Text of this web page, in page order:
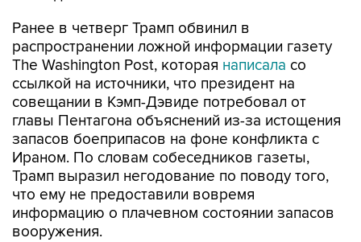
Ранее в четверг Трамп обвинил в
распространении ложной информации газету
The Washington Post, которая написала со
ссылкой на источники, что президент на
совещании в Кэмп-Дэвиде потребовал от
главы Пентагона объяснений из-за истощения
запасов боеприпасов на фоне конфликта с
Ираном. По словам собеседников газеты,
Трамп выразил негодование по поводу того,
что ему не предоставили вовремя
информацию о плачевном состоянии запасов
вооружения.